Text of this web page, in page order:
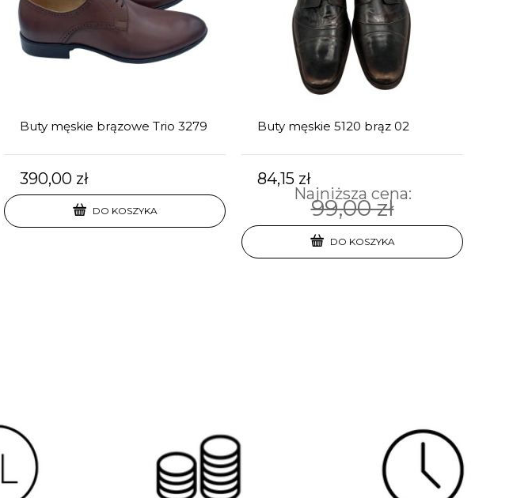
Buty męskie brązowe Trio 3279
390,00 zł
DO KOSZYKA
Buty męskie 5120 brąz 02
84,15 zł
Najniższa cena:
99,00 zł
DO KOSZYKA